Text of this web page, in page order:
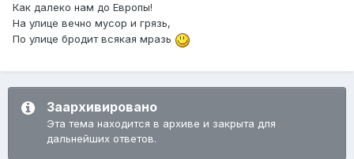
Как далеко нам до Европы!
На улице вечно мусор и грязь,
По улице бродит всякая мразь
Заархивировано
Эта тема находится в архиве и закрыта для
дальнейших ответов.